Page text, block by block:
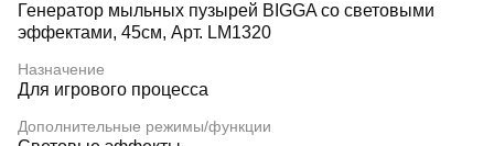
Генератор мыльных пузырей BIGGA со световыми
эффектами, 45см, Арт. LM1320
Назначение
Для игрового процесса
Дополнительные режимы/функции